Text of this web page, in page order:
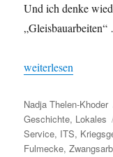
Und ich denke
„„Ein Grabstein
weiterlesen
Autor
Nadja Thelen-Khoder
Geschichte, Lokales
Service, ITS,
Fulmecke,